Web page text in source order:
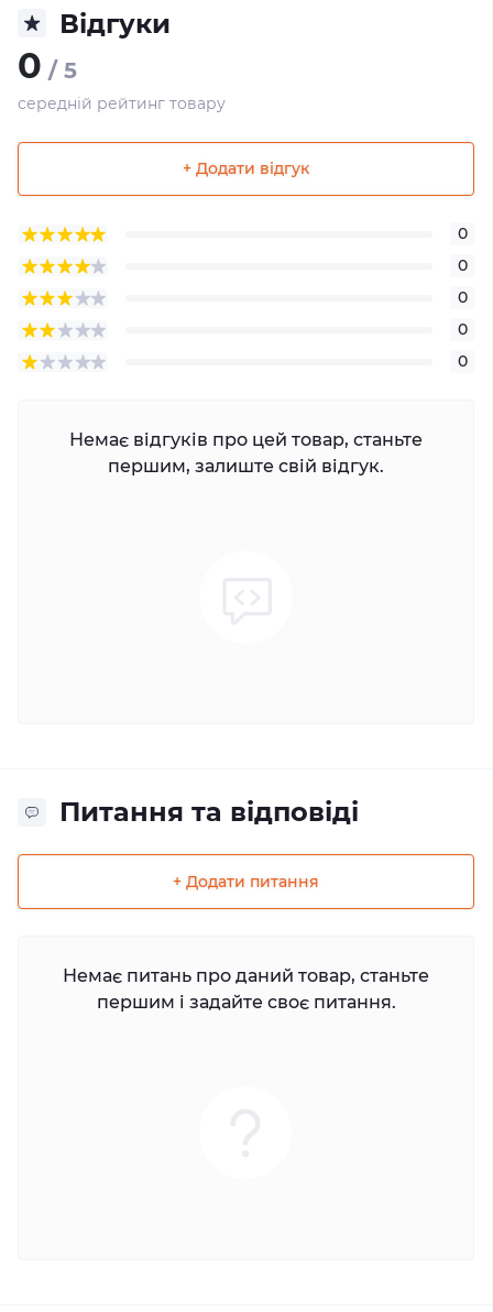
Відгуки
0 / 5
середній рейтинг товару
+ Додати відгук
0
0
0
0
0
Немає відгуків про цей товар, станьте
першим, залиште свій відгук.
Питання та відповіді
+ Додати питання
Немає питань про даний товар, станьте
першим і задайте своє питання.